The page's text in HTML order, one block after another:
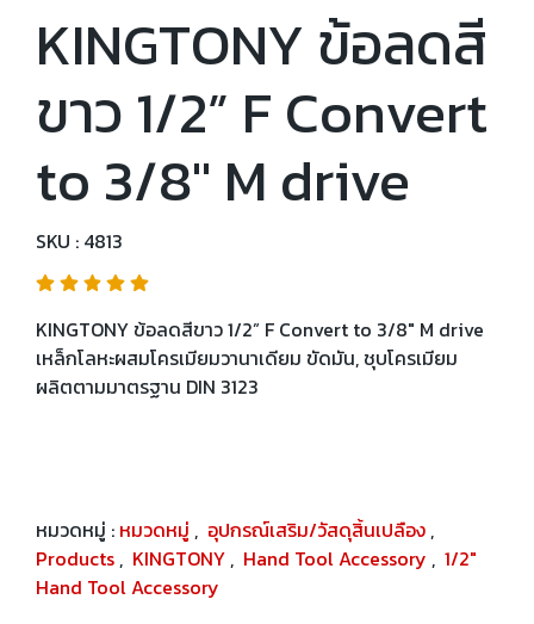
KINGTONY ข้อลดสี
ขาว 1/2” F Convert
to 3/8" M drive
SKU : 4813
KINGTONY ข้อลดสีขาว 1/2” F Convert to 3/8" M drive
เหล็กโลหะผสมโครเมียมวานาเดียม ขัดมัน, ชุบโครเมียม
ผลิตตามมาตรฐาน DIN 3123
หมวดหมู่ : หมวดหมู่ , อุปกรณ์เสริม/วัสดุสิ้นเปลือง ,
Products , KINGTONY , Hand Tool Accessory , 1/2"
Hand Tool Accessory